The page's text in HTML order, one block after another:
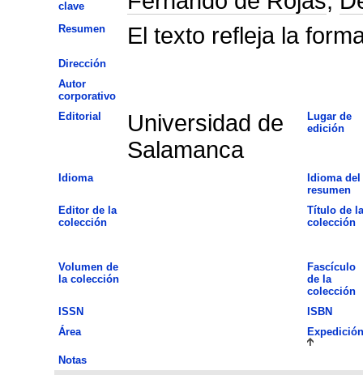
clave
Resumen El texto refleja la
Dirección
Autor
corporativo
Editorial
Universidad de
Salamanca
Lugar de
edición
Idioma
Idioma del
resumen
Editor de la
colección
Título de la
colección
Volumen de
la colección
Fascículo
de la
colección
ISSN
ISBN
Área
Expedición
Notas